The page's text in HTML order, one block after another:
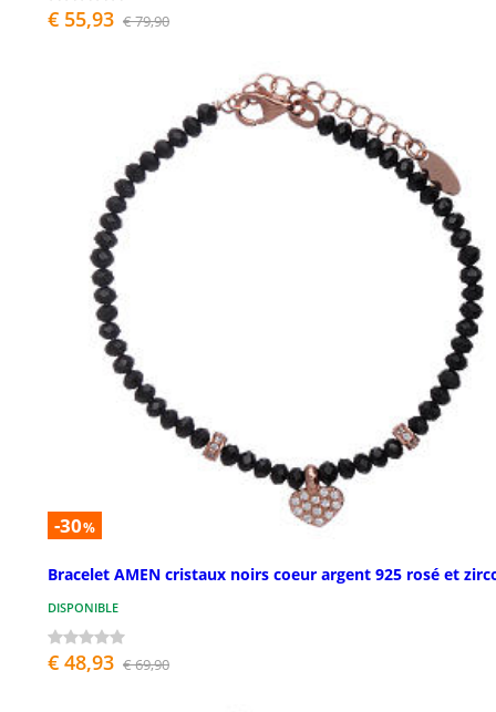
€ 55,93 € 79,90
-30%
Bracelet AMEN cristaux noirs coeur argent 925 rosé et
DISPONIBLE
€ 48,93 € 69,90